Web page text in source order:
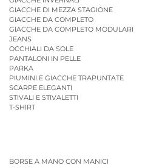
GIACCHE DI MEZZA STAGIONE
GIACCHE DA COMPLETO
GIACCHE DA COMPLETO MODULARI
JEANS
OCCHIALI DA SOLE
PANTALONI IN PELLE
PARKA
PIUMINI E GIACCHE TRAPUNTATE
SCARPE ELEGANTI
STIVALI E STIVALETTI
T-SHIRT
BORSE A MANO CON MANICI